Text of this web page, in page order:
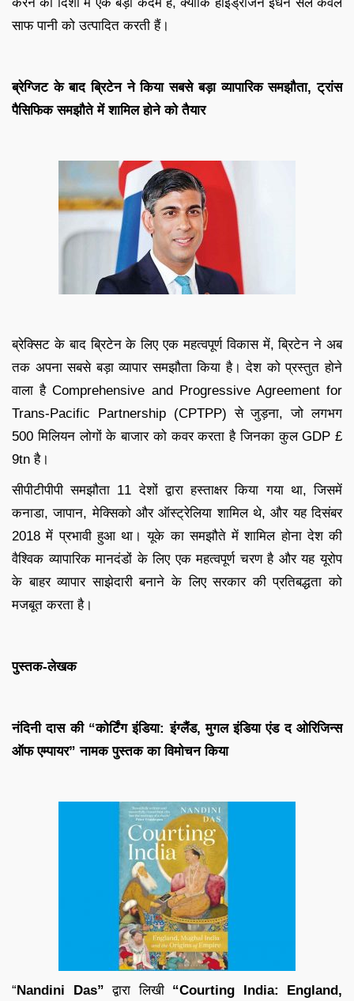
साफ पानी को उत्पादित करती हैं।
ब्रेग्जिट के बाद ब्रिटेन ने किया सबसे बड़ा व्यापारिक समझौता, ट्रांस
पैसिफिक समझौते में शामिल होने को तैयार
ब्रेक्सिट के बाद ब्रिटेन के लिए एक महत्वपूर्ण विकास में, ब्रिटेन ने अब
तक अपना सबसे बड़ा व्यापार समझौता किया है। देश को प्रस्तुत होने
वाला है Comprehensive and Progressive Agreement for
Trans-Pacific Partnership (CPTPP) से जुड़ना, जो लगभग
500 मिलियन लोगों के बाजार को कवर करता है जिनका कुल GDP £
9tn है।
सीपीटीपीपी समझौता 11 देशों द्वारा हस्ताक्षर किया गया था, जिसमें
कनाडा, जापान, मेक्सिको और ऑस्ट्रेलिया शामिल थे, और यह दिसंबर
2018 में प्रभावी हुआ था। यूके का समझौते में शामिल होना देश की
वैश्विक व्यापारिक मानदंडों के लिए एक महत्वपूर्ण चरण है और यह यूरोप
के बाहर व्यापार साझेदारी बनाने के लिए सरकार की प्रतिबद्धता को
मजबूत करता है।
पुस्तक-लेखक
नंदिनी दास की “कोर्टिंग इंडिया: इंग्लैंड, मुगल इंडिया एंड द ओरिजिन्स
ऑफ एम्पायर” नामक पुस्तक का विमोचन किया
“Nandini Das” द्वारा लिखी“Courting India: England,